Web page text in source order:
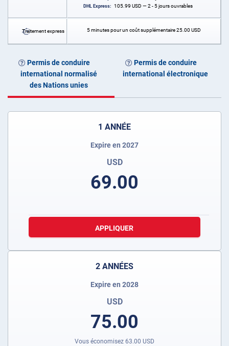
DHL Express: 105.99 USD — 2 - 5 jours ouvrables
Traitement express 5 minutes pour un coût supplémentaire25.00 USD
Permis de conduire
international normalisé
des Nations unies
Permis de conduire
international électronique
1 ANNÉE
Expire en 2027
USD
69.00
APPLIQUER
2 ANNÉES
Expire en 2028
USD
75.00
Vous économisez 63.00 USD